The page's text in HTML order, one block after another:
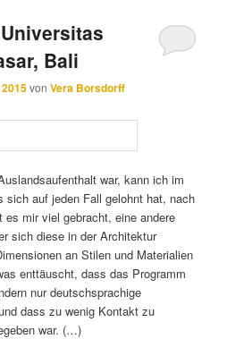
Bali
vonVera Borsdorff
war, kann ich im
sich auf jeden Fall gelohnt hat, nach
es mir viel gebracht, eine andere
sich diese in der Architektur
an Stilen und Materialien
enttäuscht, dass das Programm
nur deutschsprachige
dass zu wenig Kontakt zu
war. (…)